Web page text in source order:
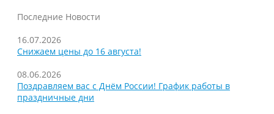
Последние Новости
16.07.2026
Снижаем цены до 16 августа!
08.06.2026
Поздравляем вас с Днём России! График работы в
праздничные дни